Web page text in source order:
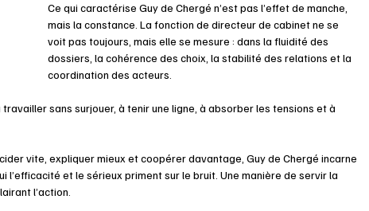
Ce qui caractérise Guy de Chergé n’est pas l’effet de manche,
mais la constance. La fonction de directeur de cabinet ne se
voit pas toujours, mais elle se mesure : dans la fluidité des
dossiers, la cohérence des choix, la stabilité des relations et la
coordination des acteurs.
sans surjouer, à tenir une ligne, à absorber les tensions et à
vite, expliquer mieux et coopérer davantage, Guy de Chergé incarne
et le sérieux priment sur le bruit. Une manière de servir la
l’action.